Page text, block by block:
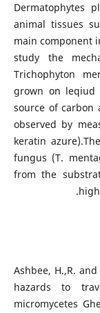
Dermatophytes
animal tissues
main component
study the
Trichophyton
grown on leqiud
source of carbon
observed by
keratin
fungus (T.
from the
- Ashbee, H.,R.
hazards to
micromycetes